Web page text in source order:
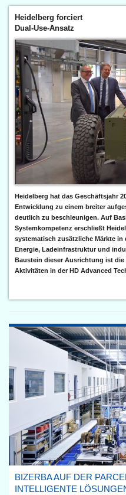
Heidelberg forciert
Dual-Use-Ansatz
Heidelberg hat das Geschäftsjahr
Entwicklung zu einem breiter
deutlich zu beschleunigen. Auf
Systemkompetenz erschließt
systematisch zusätzliche Märkte in
Energie, Ladeinfrastruktur und
Baustein dieser Ausrichtung ist
Aktivitäten in der HD Advanced
BIZERBA AUF DER
INTELLIGENTE